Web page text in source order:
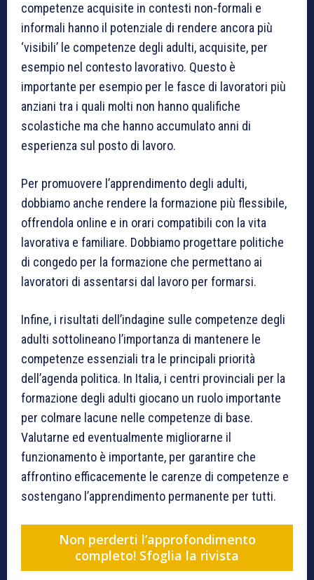
competenze acquisite in contesti non-formali e
informali hanno il potenziale di rendere ancora più
‘visibili’ le competenze degli adulti, acquisite, per
esempio nel contesto lavorativo. Questo è
importante per esempio per le fasce di lavoratori più
anziani tra i quali molti non hanno qualifiche
scolastiche ma che hanno accumulato anni di
esperienza sul posto di lavoro.
Per promuovere l’apprendimento degli adulti,
dobbiamo anche rendere la formazione più flessibile,
offrendola online e in orari compatibili con la vita
lavorativa e familiare. Dobbiamo progettare politiche
di congedo per la formazione che permettano ai
lavoratori di assentarsi dal lavoro per formarsi.
Infine, i risultati dell’indagine sulle competenze degli
adulti sottolineano l’importanza di mantenere le
competenze essenziali tra le principali priorità
dell’agenda politica. In Italia, i centri provinciali per la
formazione degli adulti giocano un ruolo importante
per colmare lacune nelle competenze di base.
Valutarne ed eventualmente migliorarne il
funzionamento è importante, per garantire che
affrontino efficacemente le carenze di competenze e
sostengano l’apprendimento permanente per tutti.
Non perderti l’approfondimento
completo! Sfoglia la rivista